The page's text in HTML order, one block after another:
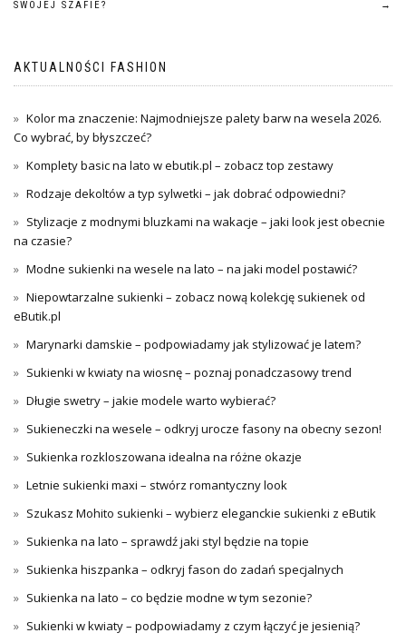
wpisu
SWOJEJ SZAFIE? →
AKTUALNOŚCI FASHION
Kolor ma znaczenie: Najmodniejsze palety barw na wesela 2026.
Co wybrać, by błyszczeć?
Komplety basic na lato w ebutik.pl – zobacz top zestawy
Rodzaje dekoltów a typ sylwetki – jak dobrać odpowiedni?
Stylizacje z modnymi bluzkami na wakacje – jaki look jest obecnie
na czasie?
Modne sukienki na wesele na lato – na jaki model postawić?
Niepowtarzalne sukienki – zobacz nową kolekcję sukienek od
eButik.pl
Marynarki damskie – podpowiadamy jak stylizować je latem?
Sukienki w kwiaty na wiosnę – poznaj ponadczasowy trend
Długie swetry – jakie modele warto wybierać?
Sukieneczki na wesele – odkryj urocze fasony na obecny sezon!
Sukienka rozkloszowana idealna na różne okazje
Letnie sukienki maxi – stwórz romantyczny look
Szukasz Mohito sukienki – wybierz eleganckie sukienki z eButik
Sukienka na lato – sprawdź jaki styl będzie na topie
Sukienka hiszpanka – odkryj fason do zadań specjalnych
Sukienka na lato – co będzie modne w tym sezonie?
Sukienki w kwiaty – podpowiadamy z czym łączyć je jesienią?